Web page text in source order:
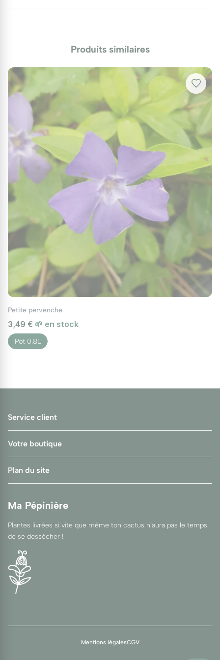
pour éviter la propagation.
Protection hivernale
En hiver, un paillage de 5 cm est recommandé pour
protéger les racines et conserver l'humidité. Dans les
régions les plus froides, un voile de protection peut
être ajouté en décembre et retiré en mars.
Utilisations au jardin
La Grande Pervenche panachée est une excellente
plante couvre-sol, idéale pour stabiliser les pentes
et prévenir l’érosion des sols. Sa capacité à croître
dans des zones ombragées la rend parfaite pour les
sous-bois, les bordures fleuries ou même en potées.
Idéal associée au Petite Pervenche et au
Grande Pervenche Verte pour composer un décor
cohérent au fil des saisons, elle contribue à créer
des espaces de détente harmonieux dans votre
jardin. Grâce à son feuillage persistant et sa floraison
généreuse, elle transforme les zones ombragées en
havres de paix.
Produits similaires
Petite pervenche
3,49 € 🌱 en stock
Pot 0.8L
Service client
Votre boutique
Plan du site
Ma Pépinière
Plantes livrées si vite que même ton cactus n’aura pas le temps
de se dessécher !
Mentions légalesCGV